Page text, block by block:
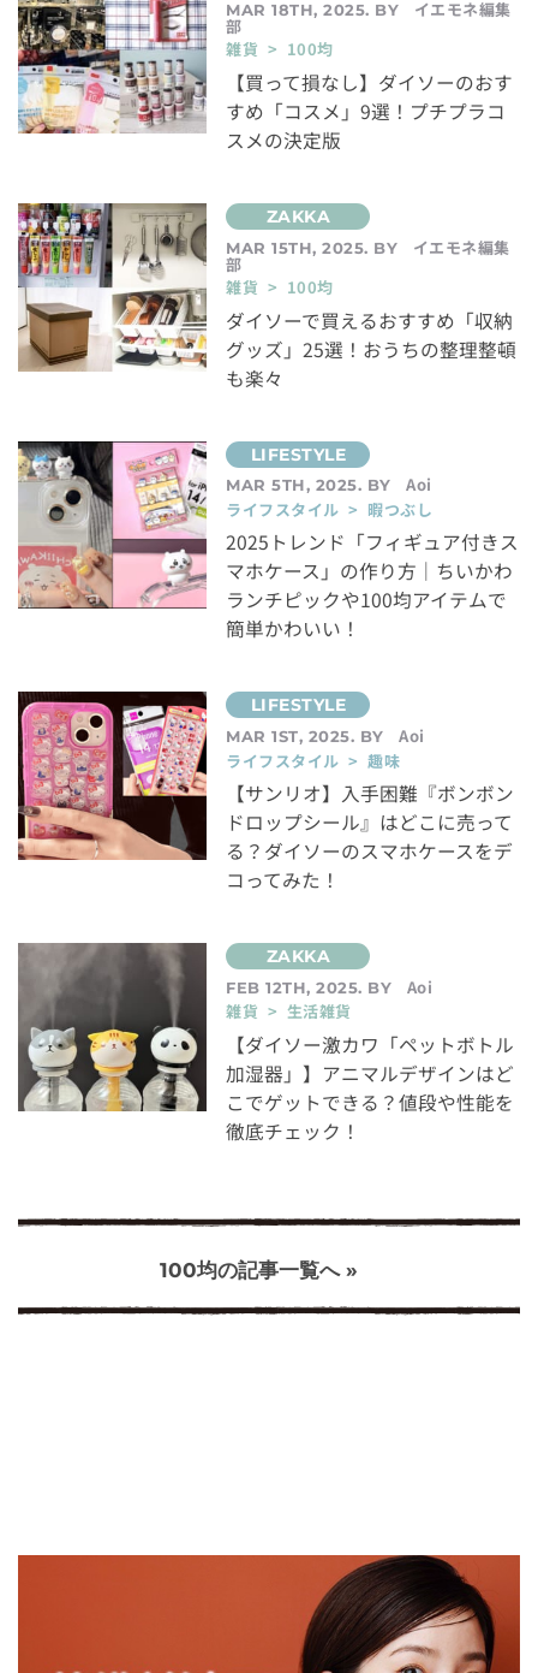
MAR 18TH, 2025. BY イエモネ編集
部
雑貨 > 100均
【買って損なし】ダイソーのおす
すめ「コスメ」9選！プチプラコ
スメの決定版
MAR 15TH, 2025. BY イエモネ編集
部
雑貨 > 100均
ダイソーで買えるおすすめ「収納
グッズ」25選！おうちの整理整頓
も楽々
MAR 5TH, 2025. BY
Aoi
ライフスタイル > 暇つぶし
2025トレンド「フィギュア付きス
マホケース」の作り方｜ちいかわ
ランチピックや100均アイテムで
簡単かわいい！
MAR 1ST, 2025. BY
Aoi
ライフスタイル > 趣味
【サンリオ】入手困難『ボンボン
ドロップシール』はどこに売って
る？ダイソーのスマホケースをデ
コってみた！
FEB 12TH, 2025. BY
Aoi
雑貨 > 生活雑貨
【ダイソー激カワ「ペットボトル
加湿器」】アニマルデザインはど
こでゲットできる？値段や性能を
徹底チェック！
100均の記事一覧へ »